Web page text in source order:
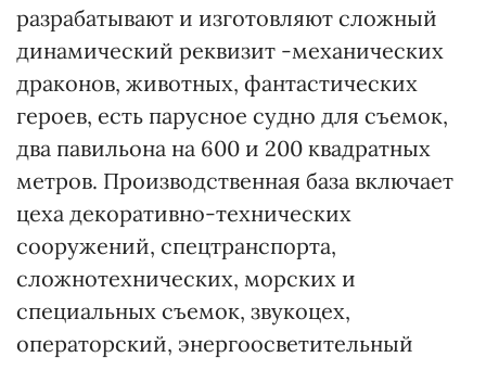
разрабатывают и изготовляют сложный
динамический реквизит -механических
драконов, животных, фантастических
героев, есть парусное судно для съемок,
два павильона на 600 и 200 квадратных
метров. Производственная база включает
цеха декоративно-технических
сооружений, спецтранспорта,
сложнотехнических, морских и
специальных съемок, звукоцех,
операторский, энергоосветительный